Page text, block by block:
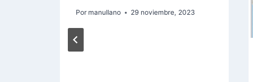
Por manullano 29 noviembre, 2023